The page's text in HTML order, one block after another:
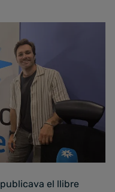
publicava el llibre